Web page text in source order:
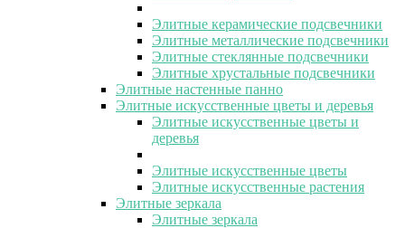
Элитные керамические подсвечники
Элитные металлические подсвечники
Элитные стеклянные подсвечники
Элитные хрустальные подсвечники
Элитные настенные панно
Элитные искусственные цветы и деревья
Элитные искусственные цветы и
деревья
Элитные искусственные цветы
Элитные искусственные растения
Элитные зеркала
Элитные зеркала